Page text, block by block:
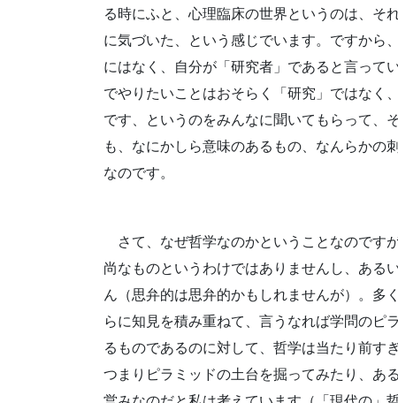
る時にふと、心理臨床の世界というのは、そ
に気づいた、という感じでいます。ですから
にはなく、自分が「研究者」であると言って
でやりたいことはおそらく「研究」ではなく
です、というのをみんなに聞いてもらって、
も、なにかしら意味のあるもの、なんらかの
なのです。
さて、なぜ哲学なのかということなのです
尚なものというわけではありませんし、ある
ん（思弁的は思弁的かもしれませんが）。多
らに知見を積み重ねて、言うなれば学問のピ
るものであるのに対して、哲学は当たり前す
つまりピラミッドの土台を掘ってみたり、あ